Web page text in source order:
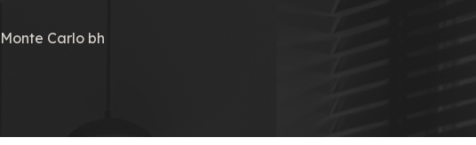
Carlo bh